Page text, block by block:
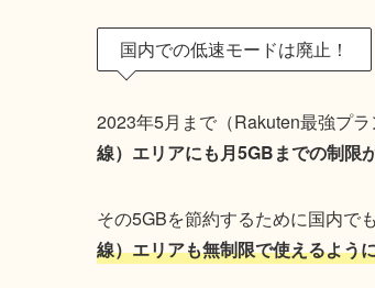
国内での低速モードは廃止！
2023年5月まで（Rakuten最強プ
線）エリアにも月5GBまでの制限
その5GBを節約するために国内で
線）エリアも無制限で使えるよう